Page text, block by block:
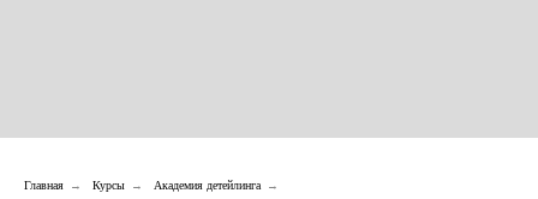
Главная → Курсы → Академия детейлинга →